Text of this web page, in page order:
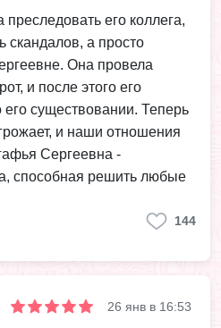
преследовать его коллега,
скандалов, а просто
Она провела
и после этого его
его существовании. Теперь
и наши отношения
Сергеевна -
способная решить любые
144
26 янв в 16:53